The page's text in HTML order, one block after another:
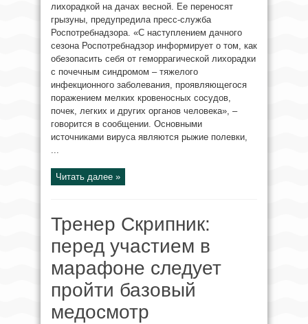
лихорадкой на дачах весной. Ее переносят
грызуны, предупредила пресс-служба
Роспотребнадзора. «С наступлением дачного
сезона Роспотребнадзор информирует о том, как
обезопасить себя от геморрагической лихорадки
с почечным синдромом – тяжелого
инфекционного заболевания, проявляющегося
поражением мелких кровеносных сосудов,
почек, легких и других органов человека», –
говорится в сообщении. Основными
источниками вируса являются рыжие полевки,
...
Читать далее »
Тренер Скрипник:
перед участием в
марафоне следует
пройти базовый
медосмотр